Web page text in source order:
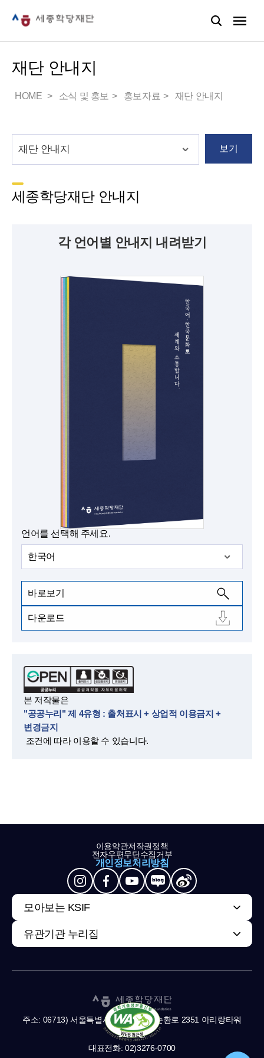
재단 안내지
HOME 소식 및 홍보 홍보자료 재단 안내지
보기
세종학당재단 안내지
각 언어별 안내지 내려받기
언어를 선택해 주세요.
한국어
바로보기
다운로드
본 저작물은
"공공누리" 제 4유형 : 출처표시 + 상업적 이용금지 +
변경금지
조건에 따라 이용할 수 있습니다.
이용약관저작권정책
전자우편무단수집거부
개인정보처리방침
모아보는 KSIF
유관기관 누리집
주소: 06713) 서울특별시 서초구 남부순환로 2351 아리랑타워
11,13층
대표전화: 02)3276-0700